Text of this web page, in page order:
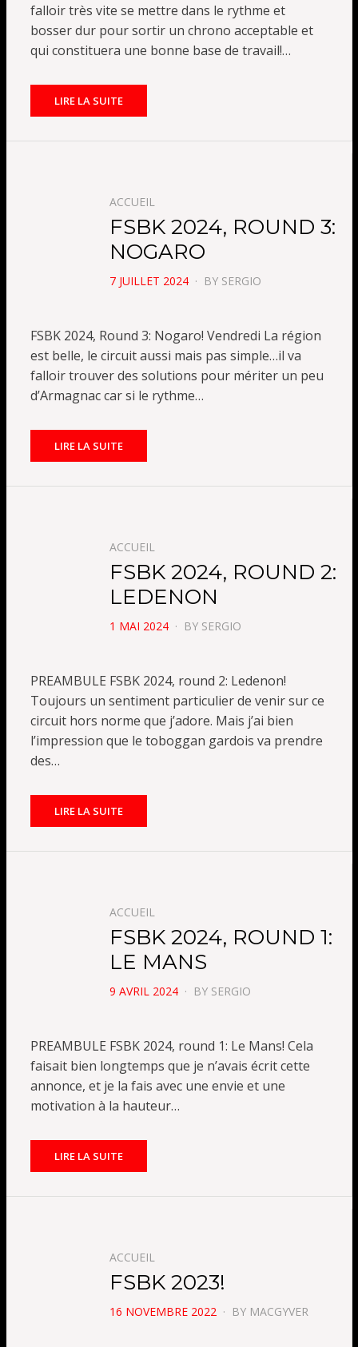
falloir très vite se mettre dans le rythme et
bosser dur pour sortir un chrono acceptable et
qui constituera une bonne base de travail!…
LIRE LA SUITE
ACCUEIL
FSBK 2024, ROUND 3:
NOGARO
POSTED
7 JUILLET 2024 BY SERGIO
FSBK 2024, Round 3: Nogaro! Vendredi La région
est belle, le circuit aussi mais pas simple…il va
falloir trouver des solutions pour mériter un peu
d’Armagnac car si le rythme…
LIRE LA SUITE
ACCUEIL
FSBK 2024, ROUND 2:
LEDENON
POSTED
1 MAI 2024 BY SERGIO
PREAMBULE FSBK 2024, round 2: Ledenon!
Toujours un sentiment particulier de venir sur ce
circuit hors norme que j’adore. Mais j’ai bien
l’impression que le toboggan gardois va prendre
des…
LIRE LA SUITE
ACCUEIL
FSBK 2024, ROUND 1:
LE MANS
POSTED
9 AVRIL 2024 BY SERGIO
PREAMBULE FSBK 2024, round 1: Le Mans! Cela
faisait bien longtemps que je n’avais écrit cette
annonce, et je la fais avec une envie et une
motivation à la hauteur…
LIRE LA SUITE
ACCUEIL
FSBK 2023!
POSTED
16 NOVEMBRE 2022 BY MACGYVER